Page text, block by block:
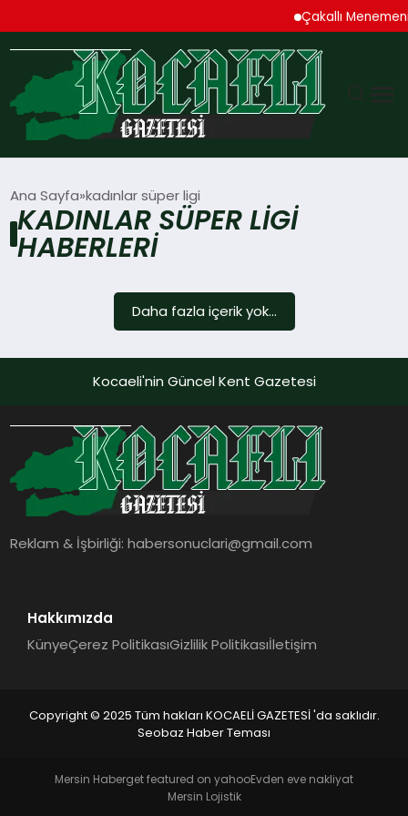
Çakallı
TEKNOLOJI
YAŞAM
DÜNYA
Ana Sayfa kadınlar süper ligi
KADINLAR SÜPER LIGI
HABERLERI
Daha fazla içerik yok...
Kocaeli'nin Güncel Kent Gazetesi
Reklam & İşbirliği:habersonuclari@gmail.com
Hakkımızda
KünyeÇerez PolitikasıGizlilik Politikasıİletişim
Copyright © 2025 Tüm hakları KOCAELİ GAZETESİ 'da saklıdır.
Seobaz Haber Teması
Mersin Haberget featured on yahooEvden eve nakliyat
Mersin Lojistik